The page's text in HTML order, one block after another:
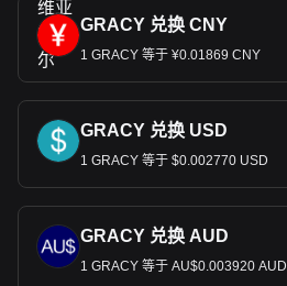
GRACY 兑换 CNY
1 GRACY 等于 ¥0.01869 CNY
GRACY 兑换 USD
1 GRACY 等于 $0.002770 USD
GRACY 兑换 AUD
1 GRACY 等于 AU$0.003920 AUD